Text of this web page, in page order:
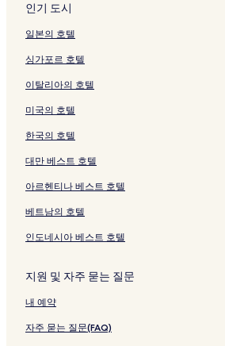
인기 도시
일본의 호텔
싱가포르 호텔
이탈리아의 호텔
미국의 호텔
한국의 호텔
대만 베스트 호텔
아르헨티나 베스트 호텔
베트남의 호텔
인도네시아 베스트 호텔
지원 및 자주 묻는 질문
내 예약
자주 묻는 질문(FAQ)